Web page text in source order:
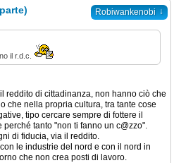
Robiwankenobi ↓
il r.d.c.
reddito di cittadinanza, non hanno ciò che
che nella propria cultura, tra tante cose
tipo cercare sempre di fottere il
tanto "non ti fanno un c@zzo".
di fiducia, via il reddito.
le industrie del nord e con il nord in
che non crea posti di lavoro.